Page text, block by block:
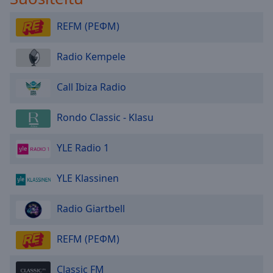
Done
Dialog
End
dialog
REFM (РЕФМ)
Radio Kempele
Call Ibiza Radio
Rondo Classic - Klasu
YLE Radio 1
YLE Klassinen
Radio Giartbell
REFM (РЕФМ)
Classic FM